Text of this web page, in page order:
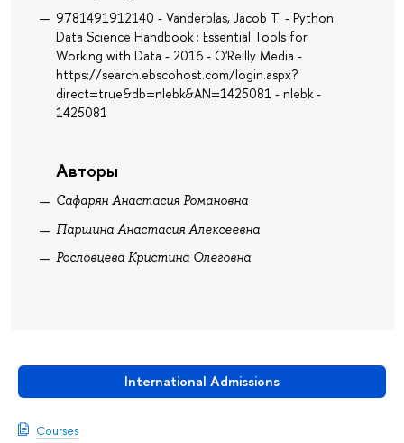
International Admissions
Courses
9781491912140 - Vanderplas, Jacob T. - Python
Data Science Handbook : Essential Tools for
Working with Data - 2016 - O'Reilly Media -
https://search.ebscohost.com/login.aspx?
direct=true&db=nlebk&AN=1425081 - nlebk -
1425081
Авторы
Сафарян Анастасия Романовна
Паршина Анастасия Алексеевна
Рословцева Кристина Олеговна